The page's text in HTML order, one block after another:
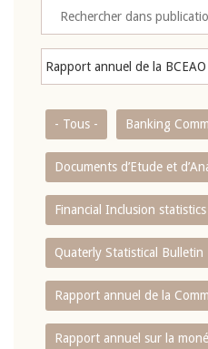
- Tous - Banking
Documents d’Etude et
Financial Inclusion
Quaterly Statistical Bulletin
Rapport annuel de la
Rapport annuel sur la